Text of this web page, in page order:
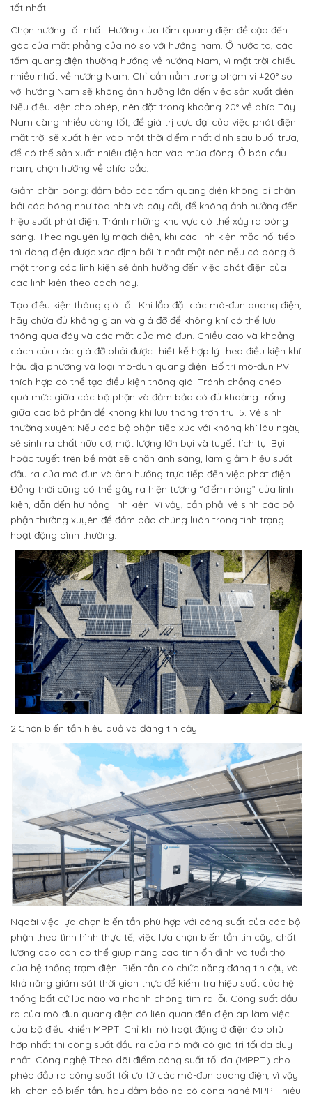
tốt nhất.
Chọn hướng tốt nhất: Hướng của tấm quang điện đề cập đến
góc của mặt phẳng của nó so với hướng nam. Ở nước ta, các
tấm quang điện thường hướng về hướng Nam, vì mặt trời chiếu
nhiều nhất về hướng Nam. Chỉ cần nằm trong phạm vi ±20° so
với hướng Nam sẽ không ảnh hưởng lớn đến việc sản xuất điện.
Nếu điều kiện cho phép, nên đặt trong khoảng 20° về phía Tây
Nam càng nhiều càng tốt, để giá trị cực đại của việc phát điện
mặt trời sẽ xuất hiện vào một thời điểm nhất định sau buổi trưa,
để có thể sản xuất nhiều điện hơn vào mùa đông. Ở bán cầu
nam, chọn hướng về phía bắc.
Giảm chặn bóng: đảm bảo các tấm quang điện không bị chặn
bởi các bóng như tòa nhà và cây cối, để không ảnh hưởng đến
hiệu suất phát điện. Tránh những khu vực có thể xảy ra bóng
sáng. Theo nguyên lý mạch điện, khi các linh kiện mắc nối tiếp
thì dòng điện được xác định bởi ít nhất một nên nếu có bóng ở
một trong các linh kiện sẽ ảnh hưởng đến việc phát điện của
các linh kiện theo cách này.
Tạo điều kiện thông gió tốt: Khi lắp đặt các mô-đun quang điện,
hãy chừa đủ không gian và giá đỡ để không khí có thể lưu
thông qua đáy và các mặt của mô-đun. Chiều cao và khoảng
cách của các giá đỡ phải được thiết kế hợp lý theo điều kiện khí
hậu địa phương và loại mô-đun quang điện. Bố trí mô-đun PV
thích hợp có thể tạo điều kiện thông gió. Tránh chồng chéo
quá mức giữa các bộ phận và đảm bảo có đủ khoảng trống
giữa các bộ phận để không khí lưu thông trơn tru. 5. Vệ sinh
thường xuyên: Nếu các bộ phận tiếp xúc với không khí lâu ngày
sẽ sinh ra chất hữu cơ, một lượng lớn bụi và tuyết tích tụ. Bụi
hoặc tuyết trên bề mặt sẽ chặn ánh sáng, làm giảm hiệu suất
đầu ra của mô-đun và ảnh hưởng trực tiếp đến việc phát điện.
Đồng thời cũng có thể gây ra hiện tượng “điểm nóng” của linh
kiện, dẫn đến hư hỏng linh kiện. Vì vậy, cần phải vệ sinh các bộ
phận thường xuyên để đảm bảo chúng luôn trong tình trạng
hoạt động bình thường.
2.Chọn biến tần hiệu quả và đáng tin cậy
Ngoài việc lựa chọn biến tần phù hợp với công suất của các bộ
phận theo tình hình thực tế, việc lựa chọn biến tần tin cậy, chất
lượng cao còn có thể giúp nâng cao tính ổn định và tuổi thọ
của hệ thống trạm điện. Biến tần có chức năng đáng tin cậy và
khả năng giám sát thời gian thực để kiểm tra hiệu suất của hệ
thống bất cứ lúc nào và nhanh chóng tìm ra lỗi. Công suất đầu
ra của mô-đun quang điện có liên quan đến điện áp làm việc
của bộ điều khiển MPPT. Chỉ khi nó hoạt động ở điện áp phù
hợp nhất thì công suất đầu ra của nó mới có giá trị tối đa duy
nhất. Công nghệ Theo dõi điểm công suất tối đa (MPPT) cho
phép đầu ra công suất tối ưu từ các mô-đun quang điện, vì vậy
khi chọn bộ biến tần, hãy đảm bảo nó có công nghệ MPPT hiệu